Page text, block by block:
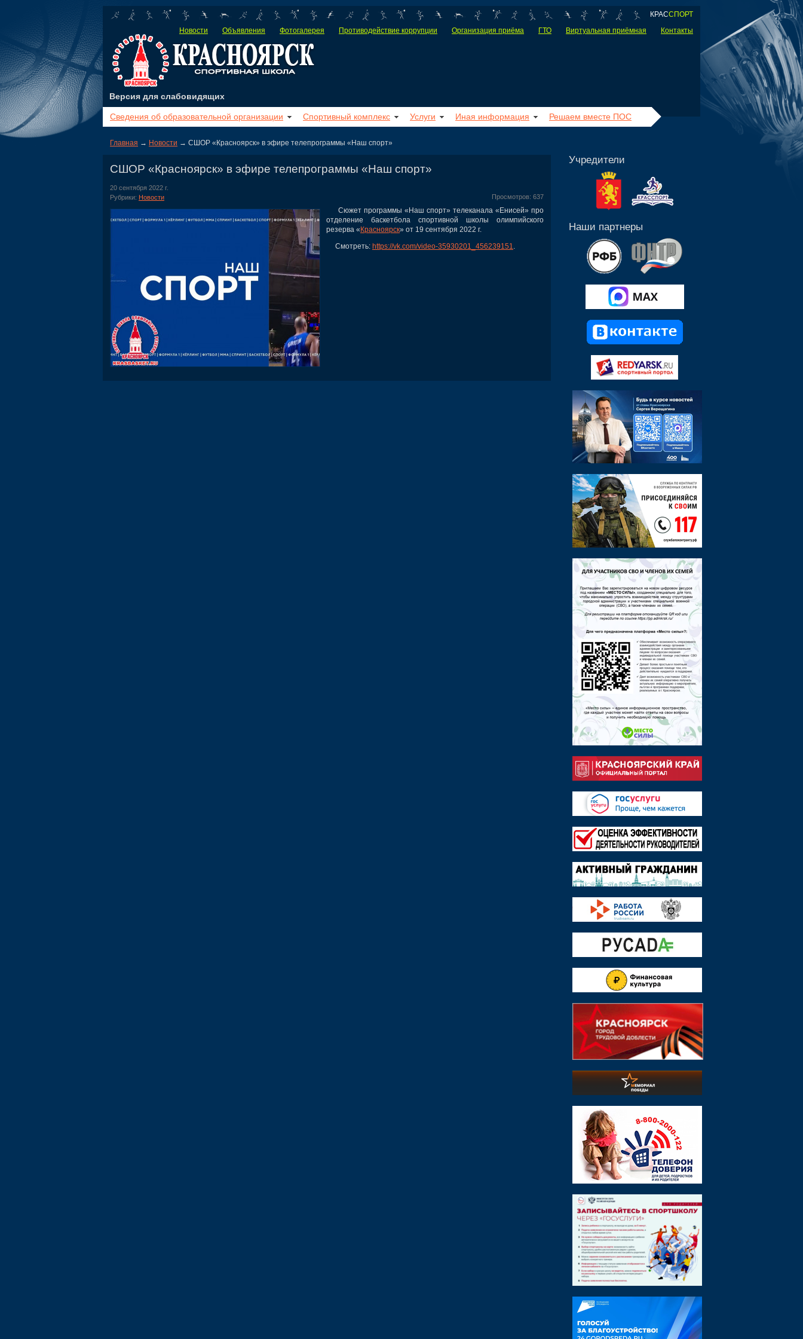
КРАССПОРТ
Новости
Объявления Фотогалерея Противодействие коррупции Организация приёма ГТО Виртуальная приёмная Контакты
Версия для слабовидящих
Сведения об образовательной организации Спортивный комплекс Услуги Иная информация Решаем вместе ПОС
Главная → Новости → СШОР «Красноярск» в эфире телепрограммы «Наш спорт»
СШОР «Красноярск» в эфире телепрограммы «Наш спорт»
20 сентября 2022 г.
Рубрики: Новости Просмотров: 637
Сюжет программы «Наш спорт» телеканала «Енисей» про
отделение баскетбола спортивной школы олимпийского
резерва «Красноярск» от 19 сентября 2022 г.
Смотреть: https://vk.com/video-35930201_456239151
Учредители
Наши партнеры